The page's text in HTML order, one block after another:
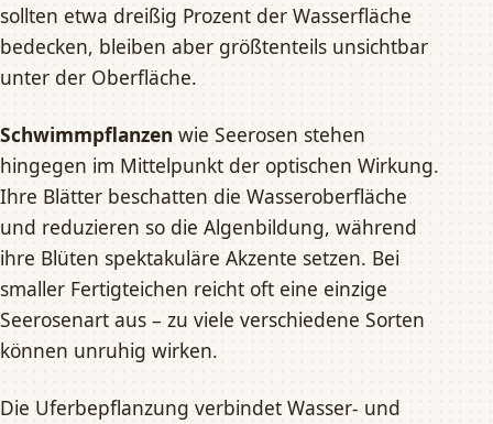
sollten etwa dreißig Prozent der Wasserfläche
bedecken, bleiben aber größtenteils unsichtbar
unter der Oberfläche.
Schwimmpflanzen wie Seerosen stehen
hingegen im Mittelpunkt der optischen Wirkung.
Ihre Blätter beschatten die Wasseroberfläche
und reduzieren so die Algenbildung, während
ihre Blüten spektakuläre Akzente setzen. Bei
smaller Fertigteichen reicht oft eine einzige
Seerosenart aus – zu viele verschiedene Sorten
können unruhig wirken.
Die Uferbepflanzung verbindet Wasser- und